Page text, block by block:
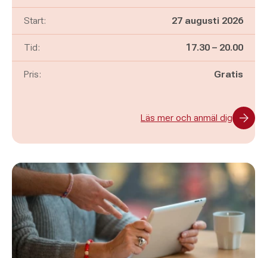
Start: 27 augusti 2026
Tid: Pågår mellan
17.30 – och
20.00
Pris: Gratis
Läs mer och anmäl dig